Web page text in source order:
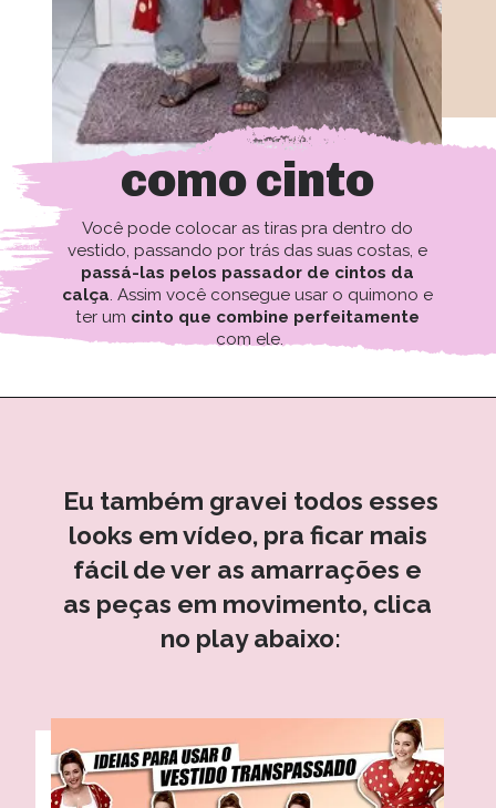
como cinto
Você pode colocar as tiras pra dentro do
vestido, passando por trás das suas costas, e
passá-las pelos passador de cintos da
calça . Assim você consegue usar o quimono e
ter um
com ele.
Eu também gravei todos esses
looks em vídeo, pra ficar mais
fácil de ver as amarrações e
as peças em movimento, clica
no play abaixo: